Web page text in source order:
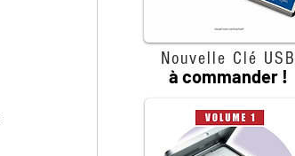
Nouvelle Clé USB
à commander !